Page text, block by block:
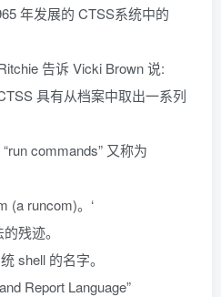
年发展的 CTSS系统中的
告诉 Vicki Brown 说:
具有从档案中取出一系列
commands” 又称为
(a runcom)。‘
残迹。
shell 的名字。
Report Language”